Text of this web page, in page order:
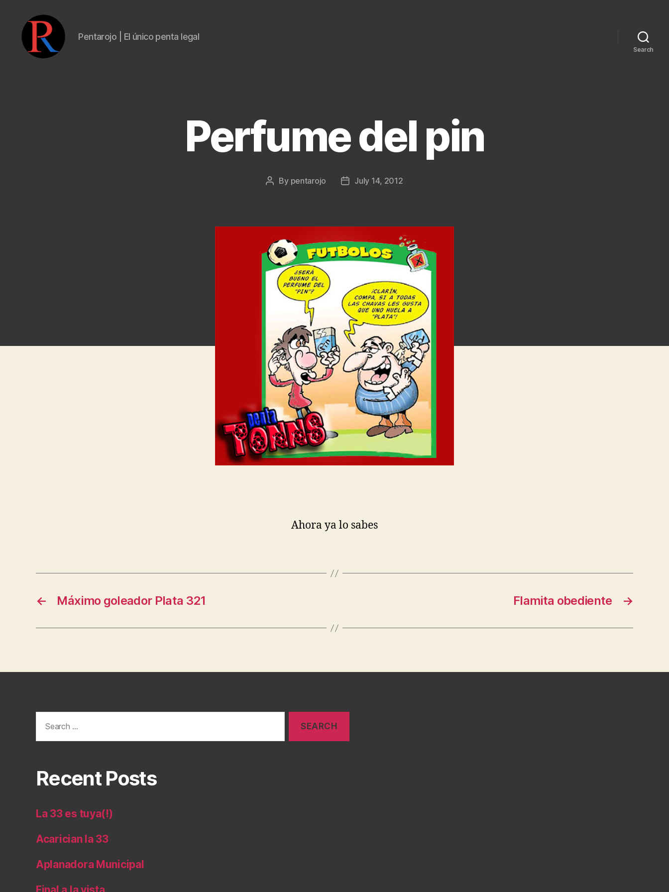
Pentarojo | El único penta legal
Search
Perfume del pin
Post
By pentarojo
PostJuly 14, 2012
Ahora ya lo sabes
← Máximo goleador Plata 321 →
Flamita obediente
for:
Recent Posts
La 33 es tuya(!)
Acarician la 33
Aplanadora Municipal